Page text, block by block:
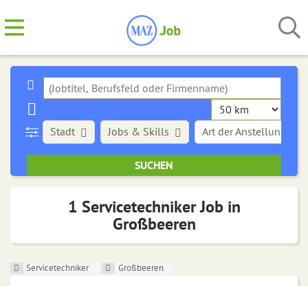
Stadt Art der Anstellung
Jobs & Skills
1 Servicetechniker Job in
Großbeeren
Servicetechniker Großbeeren